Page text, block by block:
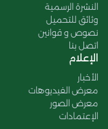
النشرة الرسمية
وثائق للتحميل
نصوص و قوانين
اتصل بنا
الإعلام
الأخبار
معرض الفيديوهات
معرض الصور
الإعتمادات